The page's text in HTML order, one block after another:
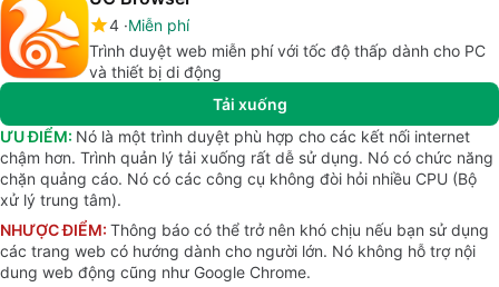
4 Miễn phí
Trình duyệt web miễn phí với tốc độ thấp dành cho PC
và thiết bị di động
Tải xuống
ƯU ĐIỂM: Nó là một trình duyệt phù hợp cho các kết nối internet
chậm hơn. Trình quản lý tải xuống rất dễ sử dụng. Nó có chức năng
chặn quảng cáo. Nó có các công cụ không đòi hỏi nhiều CPU (Bộ
xử lý trung tâm).
NHƯỢC ĐIỂM: Thông báo có thể trở nên khó chịu nếu bạn sử dụng
các trang web có hướng dành cho người lớn. Nó không hỗ trợ nội
dung web động cũng như Google Chrome.